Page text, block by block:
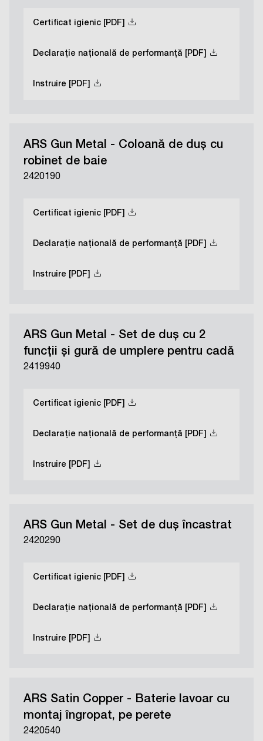
Certificat igienic [PDF]
Declarație națională de performanță [PDF]
Instruire [PDF]
ARS Gun Metal - Coloană de duș cu
robinet de baie
2420190
Certificat igienic [PDF]
Declarație națională de performanță [PDF]
Instruire [PDF]
ARS Gun Metal - Set de duș cu 2
funcții și gură de umplere pentru cadă
2419940
Certificat igienic [PDF]
Declarație națională de performanță [PDF]
Instruire [PDF]
ARS Gun Metal - Set de duș încastrat
2420290
Certificat igienic [PDF]
Declarație națională de performanță [PDF]
Instruire [PDF]
ARS Satin Copper - Baterie lavoar cu
montaj îngropat, pe perete
2420540